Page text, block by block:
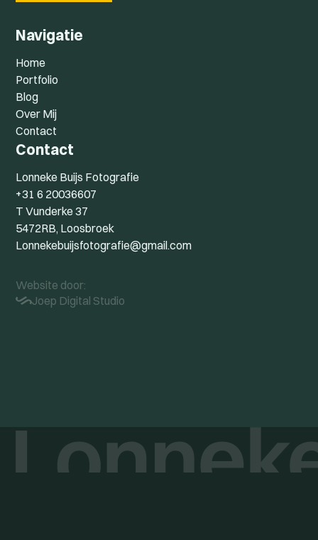
Navigatie
Home
Portfolio
Blog
Over Mij
Contact
Contact
Lonneke Buijs Fotografie
+31 6 20036607
T Vunderke 37
5472RB, Loosbroek
Lonnekebuijsfotografie@gmail.com
Website door:
Joep Digital Studio